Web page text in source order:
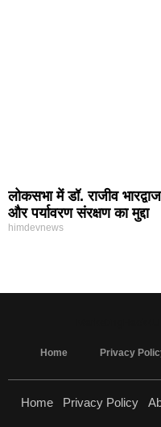
लोकसभा में डॉ. राजीव
और पर्यावरण संरक्षण का मुद्दा
himdevnews
Home Privacy
Home Privacy Policy